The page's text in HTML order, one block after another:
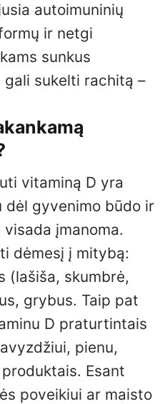
autoimuninių
ir netgi
sunkus
sukelti rachitą –
vitaminą D yra
dėl gyvenimo būdo ir
įmanoma.
dėmesį į mitybą:
(lašiša, skumbrė,
grybus. Taip pat
D praturtintais
pienu,
Esant
poveikiui ar maisto